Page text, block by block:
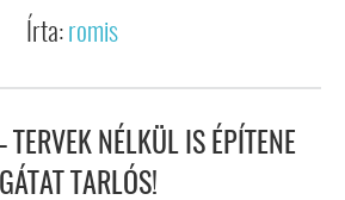
Írta: romis
NÉLKÜL IS ÉPÍTENE
GÁTAT TARLÓS!